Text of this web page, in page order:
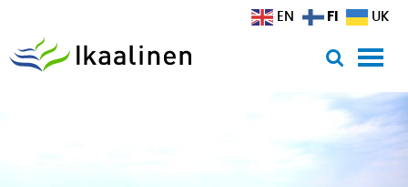
EN FI UK